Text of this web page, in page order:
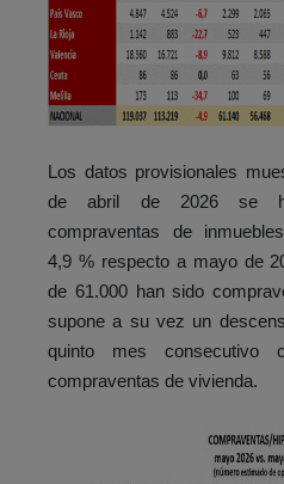
Los datos provisionales
de abril de 2026 se
compraventas de
4,9 % respecto a mayo de
de 61.000 han sido
supone a su vez un
quinto mes consecutivo
compraventas de vivienda.